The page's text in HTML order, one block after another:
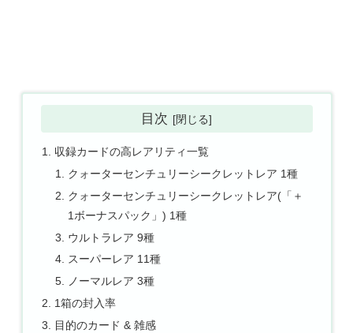
目次
収録カードの高レアリティ一覧
クォーターセンチュリーシークレットレア 1種
クォーターセンチュリーシークレットレア(「＋
1ボーナスパック」) 1種
ウルトラレア 9種
スーパーレア 11種
ノーマルレア 3種
1箱の封入率
目的のカード & 雑感